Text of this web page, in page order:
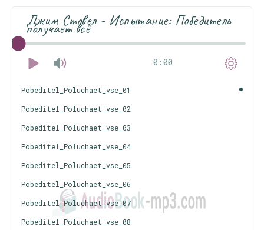
Джим Стовел - Испытание: Победитель
получает всё
0:00
Pobeditel_Poluchaet_vse_01
Pobeditel_Poluchaet_vse_02
Pobeditel_Poluchaet_vse_03
Pobeditel_Poluchaet_vse_04
Pobeditel_Poluchaet_vse_05
Pobeditel_Poluchaet_vse_06
Pobeditel_Poluchaet_vse_07
Pobeditel_Poluchaet_vse_08